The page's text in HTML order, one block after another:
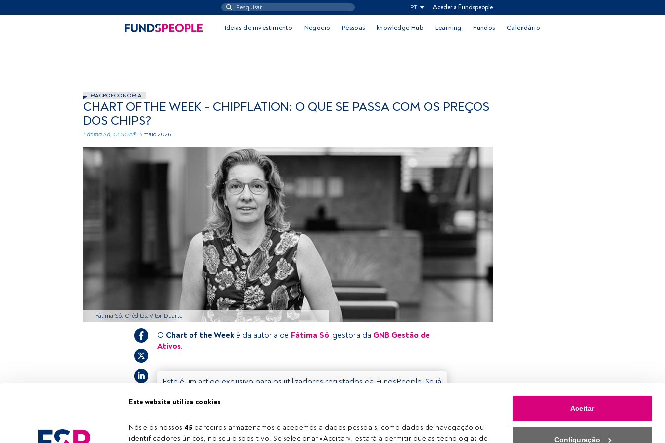
Este website utiliza cookies
Nós e os nossos 45 parceiros armazenamos e acedemos a dados pessoais, como dados de navegação ou
identificadores únicos, no seu dispositivo. Se selecionar «Aceitar», estará a permitir que as tecnologias de
Aceitar
Configuração
PT Aceder a Fundspeople
Ideias de investimento Negócio Pessoas knowledge Hub Learning Fundos Calendário
MACROECONOMIA
CHART OF THE WEEK - CHIPFLATION: O QUE SE PASSA COM OS PREÇOS
DOS CHIPS?
Fátima Só, CESGA® 15 maio 2026
Fátima Só. Créditos: Vitor Duarte
O Chart of the Week é da autoria de Fátima Só, gestora da GNB Gestão de
Ativos.
Este é um artigo exclusivo para os utilizadores registados da FundsPeople. Se já
convidamo-lo a registar-se e a desfrutar de todo o universo que a FundsPeople
Aceder a Fundspeople